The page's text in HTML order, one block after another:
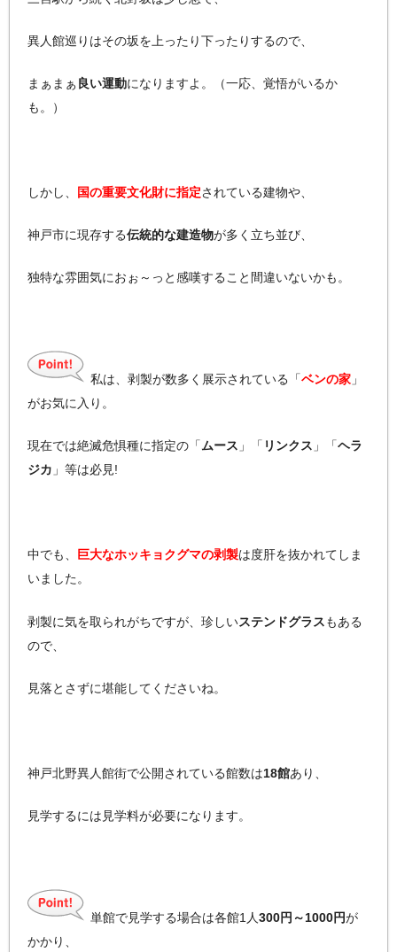
異人館巡りはその坂を上ったり下ったりするので、
まぁまぁ 良い運動になりますよ。（一応、覚悟がいるか
も。）
しかし、 国の重要文化財に指定されている建物や、
神戸市に現存する伝統的な建造物が多く立ち並び、
独特な雰囲気におぉ～っと感嘆すること間違いないかも。
私は、剥製が数多く展示されている「ベンの家 」
がお気に入り。
現在では絶滅危惧種に指定の「ムース 」「 リンクス 」「ヘラ
ジカ 」等は必見!
中でも、 巨大なホッキョクグマの剥製は度肝を抜かれてしま
いました。
剥製に気を取られがちですが、珍しいステンドグラスもある
ので、
見落とさずに堪能してくださいね。
神戸北野異人館街で公開されている館数は18館あり、
見学するには見学料が必要になります。
単館で見学する場合は各館1人300円～1000円が
かかり、